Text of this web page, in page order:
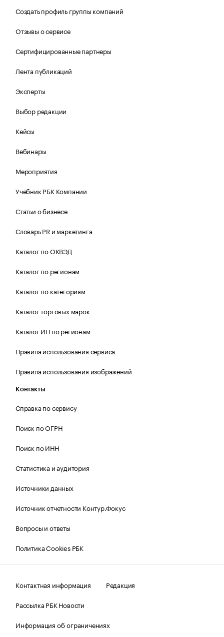
Создать профиль группы компаний
Отзывы о сервисе
Сертифицированные партнеры
Лента публикаций
Эксперты
Выбор редакции
Кейсы
Вебинары
Мероприятия
Учебник РБК Компании
Статьи о бизнесе
Словарь PR и маркетинга
Каталог по ОКВЭД
Каталог по регионам
Каталог по категориям
Каталог торговых марок
Каталог ИП по регионам
Правила использования сервиса
Правила использования изображений
Контакты
Справка по сервису
Поиск по ОГРН
Поиск по ИНН
Статистика и аудитория
Источники данных
Источник отчетности Контур.Фокус
Вопросы и ответы
Политика Cookies РБК
Контактная информация
Редакция
Рассылка РБК Новости
Информация об ограничениях